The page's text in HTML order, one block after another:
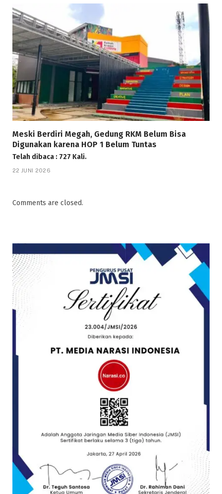
Meski Berdiri Megah, Gedung RKM Belum Bisa
Digunakan karena HOP 1 Belum Tuntas
Telah dibaca : 727 Kali.
22 JUNI 2026
Comments are closed.